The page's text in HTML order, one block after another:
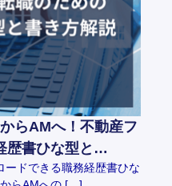
らAMへ！不動産フ
歴書ひな型と…
ードできる職務経歴書ひな